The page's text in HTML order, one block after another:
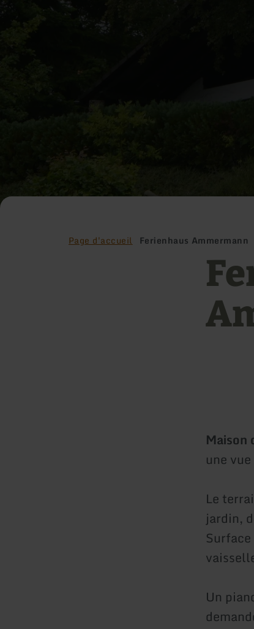
Page d'accueil Ferienhaus Ammermann
Maison
une
Le
jardin,
Un